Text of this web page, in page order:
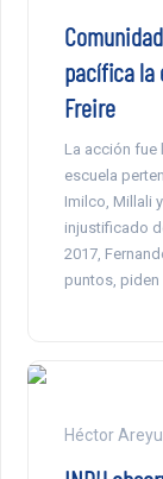
pacífica la
Freire
La acción fue
escuela
Imilco, Millali
injustificado
2017,
puntos,
Héctor